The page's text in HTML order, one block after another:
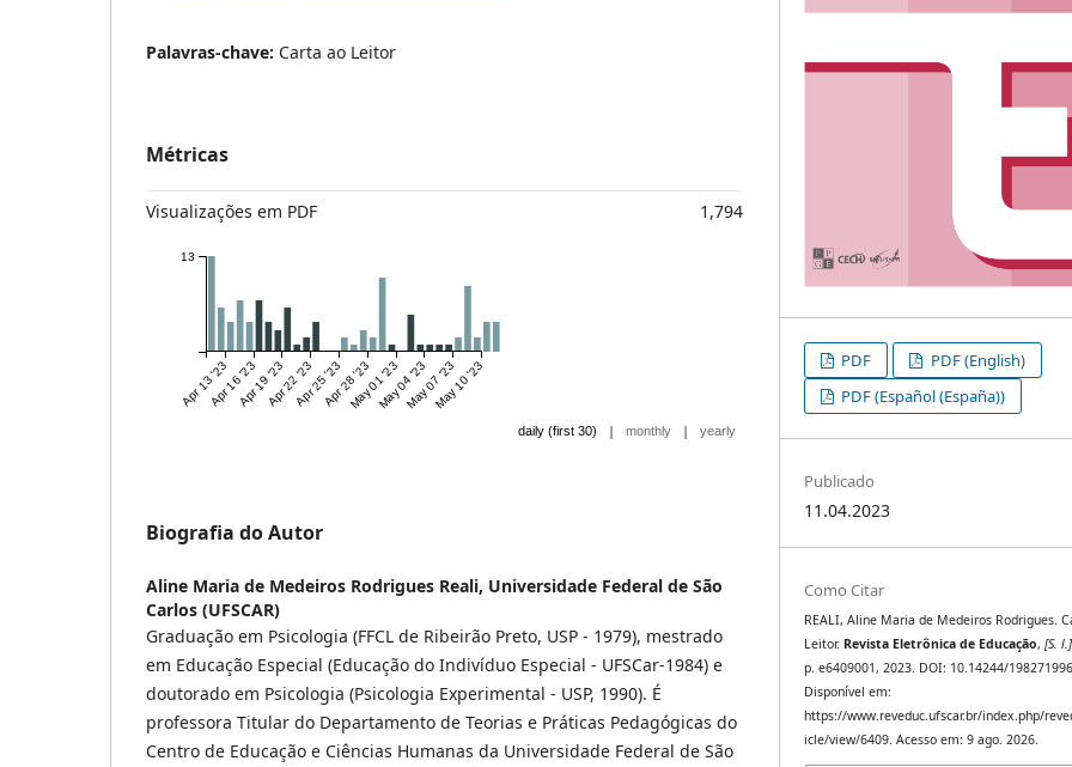
Palavras-chave: Carta ao Leitor
Métricas
Visualizações em PDF 1,794
Apr 13 '23Apr 16 '23Apr 19 '23Apr 22 '23Apr 25 '23Apr 28 '23May 01 '23May 04 '23May 07 '23May 10 '23
13
daily (first 30) | monthly | yearly
Biografia do Autor
Aline Maria de Medeiros Rodrigues Reali, Universidade Federal de São
Carlos (UFSCAR)
Graduação em Psicologia (FFCL de Ribeirão Preto, USP - 1979), mestrado
em Educação Especial (Educação do Indivíduo Especial - UFSCar-1984) e
doutorado em Psicologia (Psicologia Experimental - USP, 1990). É
professora Titular do Departamento de Teorias e Práticas Pedagógicas do
Centro de Educação e Ciências Humanas da Universidade Federal de São
PDF
PDF (English)
PDF (Español (España))
Publicado
11.04.2023
Como Citar
REALI, Aline Maria de Medeiros Rodrigues.
Leitor. Revista Eletrônica de Educação,[S. l.]
p. e6409001, 2023. DOI: 10.14244/
Disponível em:
https://www.reveduc.ufscar.br/index.php/
icle/view/6409. Acesso em: 9 ago. 2026.